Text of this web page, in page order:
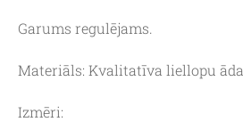
Garums regulējams.
Materiāls: Kvalitatīva liellopu āda
Izmēri: